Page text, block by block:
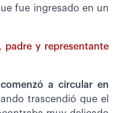
fue ingresado en un
padre y representante
a circular en
trascendió que el